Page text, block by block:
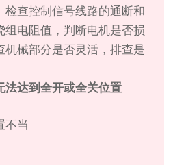
检查控制信号线路的通断和
组电阻值，判断电机是否损
机械部分是否灵活，排查是
法达到全开或全关位置
不当